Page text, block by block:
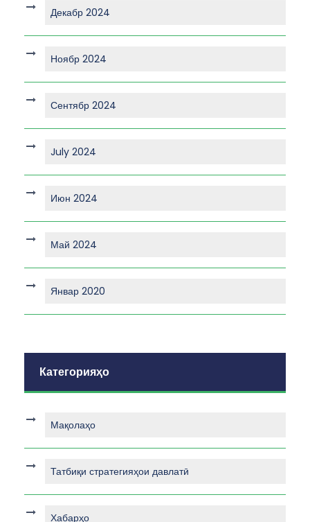
Декабр 2024
Ноябр 2024
Сентябр 2024
July 2024
Июн 2024
Май 2024
Январ 2020
Категорияҳо
Мақолаҳо
Татбиқи стратегияҳои давлатӣ
Хабарҳо